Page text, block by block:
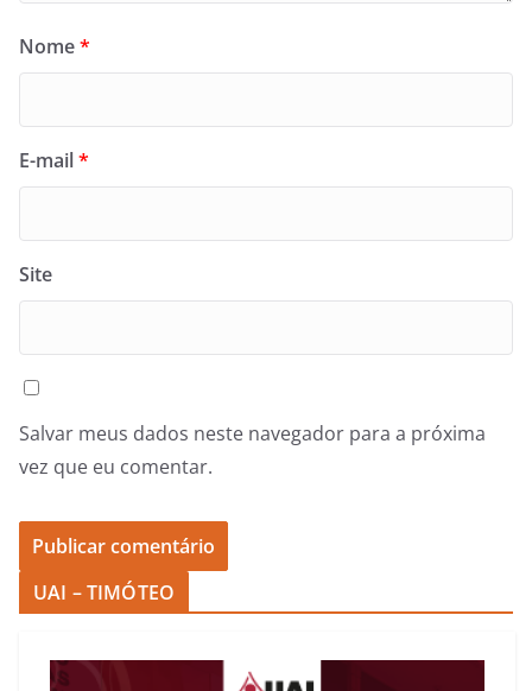
Nome*
E-mail*
Site
Salvar meus dados neste navegador para a próxima
vez que eu comentar.
UAI – TIMÓTEO